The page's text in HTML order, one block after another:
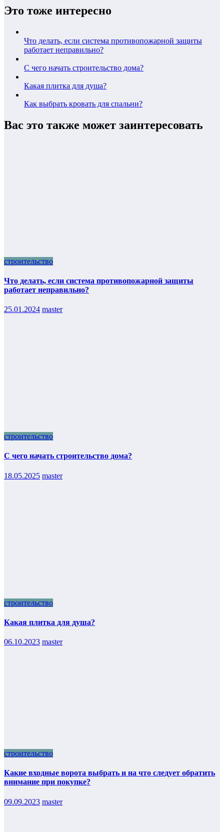
Это тоже интересно
Что делать, если система противопожарной защиты
работает неправильно?
С чего начать строительство дома?
Какая плитка для душа?
Как выбрать кровать для спальни?
Вас это также может заинтересовать
строительство
Что делать, если система противопожарной защиты
работает неправильно?
25.01.2024 master
строительство
С чего начать строительство дома?
18.05.2025 master
строительство
Какая плитка для душа?
06.10.2023 master
строительство
Какие входные ворота выбрать и на что следует обратить
внимание при покупке?
09.09.2023 master